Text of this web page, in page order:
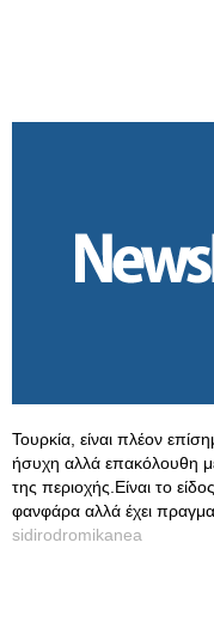
Τουρκία, είναι πλέον
ήσυχη αλλά επακόλουθη
της περιοχής.Είναι το
φανφάρα αλλά έχει
sidirodromikanea